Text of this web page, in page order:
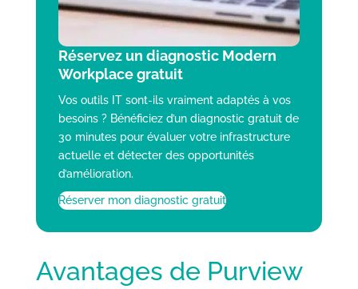
Réservez un diagnostic Modern
Workplace gratuit
Vos outils IT sont-ils vraiment adaptés à vos
besoins ? Bénéficiez d’un diagnostic gratuit de
30 minutes pour évaluer votre infrastructure
actuelle et détecter des opportunités
d’amélioration.
Réserver mon diagnostic gratuit
Avantages de Purview